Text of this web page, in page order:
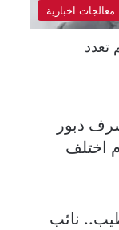
معالجات اخبارية
تعدد
دبور
اختلف
نائب